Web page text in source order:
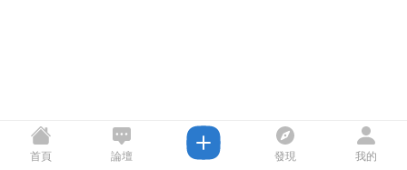
首頁 論壇 發現 我的